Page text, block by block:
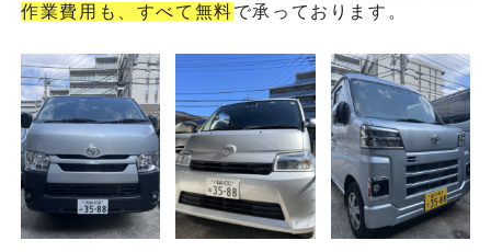
作業費用も、すべて無料で承っております。